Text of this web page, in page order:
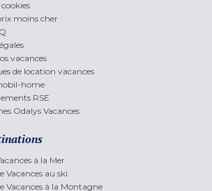
moins cher
vacances
de location vacances
home
RSE
Odalys Vacances
à la Mer
Vacances au ski
Vacances à la Montagne